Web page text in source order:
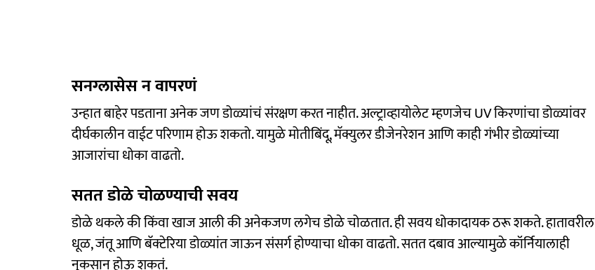
सनग्लासेस न वापरणं
उन्हात बाहेर पडताना अनेक जण डोळ्यांचं संरक्षण करत नाहीत. अल्ट्राव्हायोलेट म्हणजेच UV किरणांचा डोळ्यांवर
दीर्घकालीन वाईट परिणाम होऊ शकतो. यामुळे मोतीबिंदू, मॅक्युलर डीजेनरेशन आणि काही गंभीर डोळ्यांच्या
आजारांचा धोका वाढतो.
सतत डोळे चोळण्याची सवय
डोळे थकले की किंवा खाज आली की अनेकजण लगेच डोळे चोळतात. ही सवय धोकादायक ठरू शकते. हातावरील
धूळ, जंतू आणि बॅक्टेरिया डोळ्यांत जाऊन संसर्ग होण्याचा धोका वाढतो. सतत दबाव आल्यामुळे कॉर्नियालाही